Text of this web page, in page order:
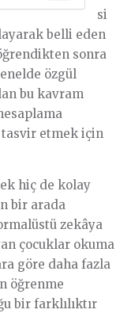
si
belli eden
sonra
özgül
bu kavram
tasvir etmek için
hiç de kolay
bir arada
zekâya
çocuklar okuma
göre daha fazla
öğrenme
bir farklılıktır